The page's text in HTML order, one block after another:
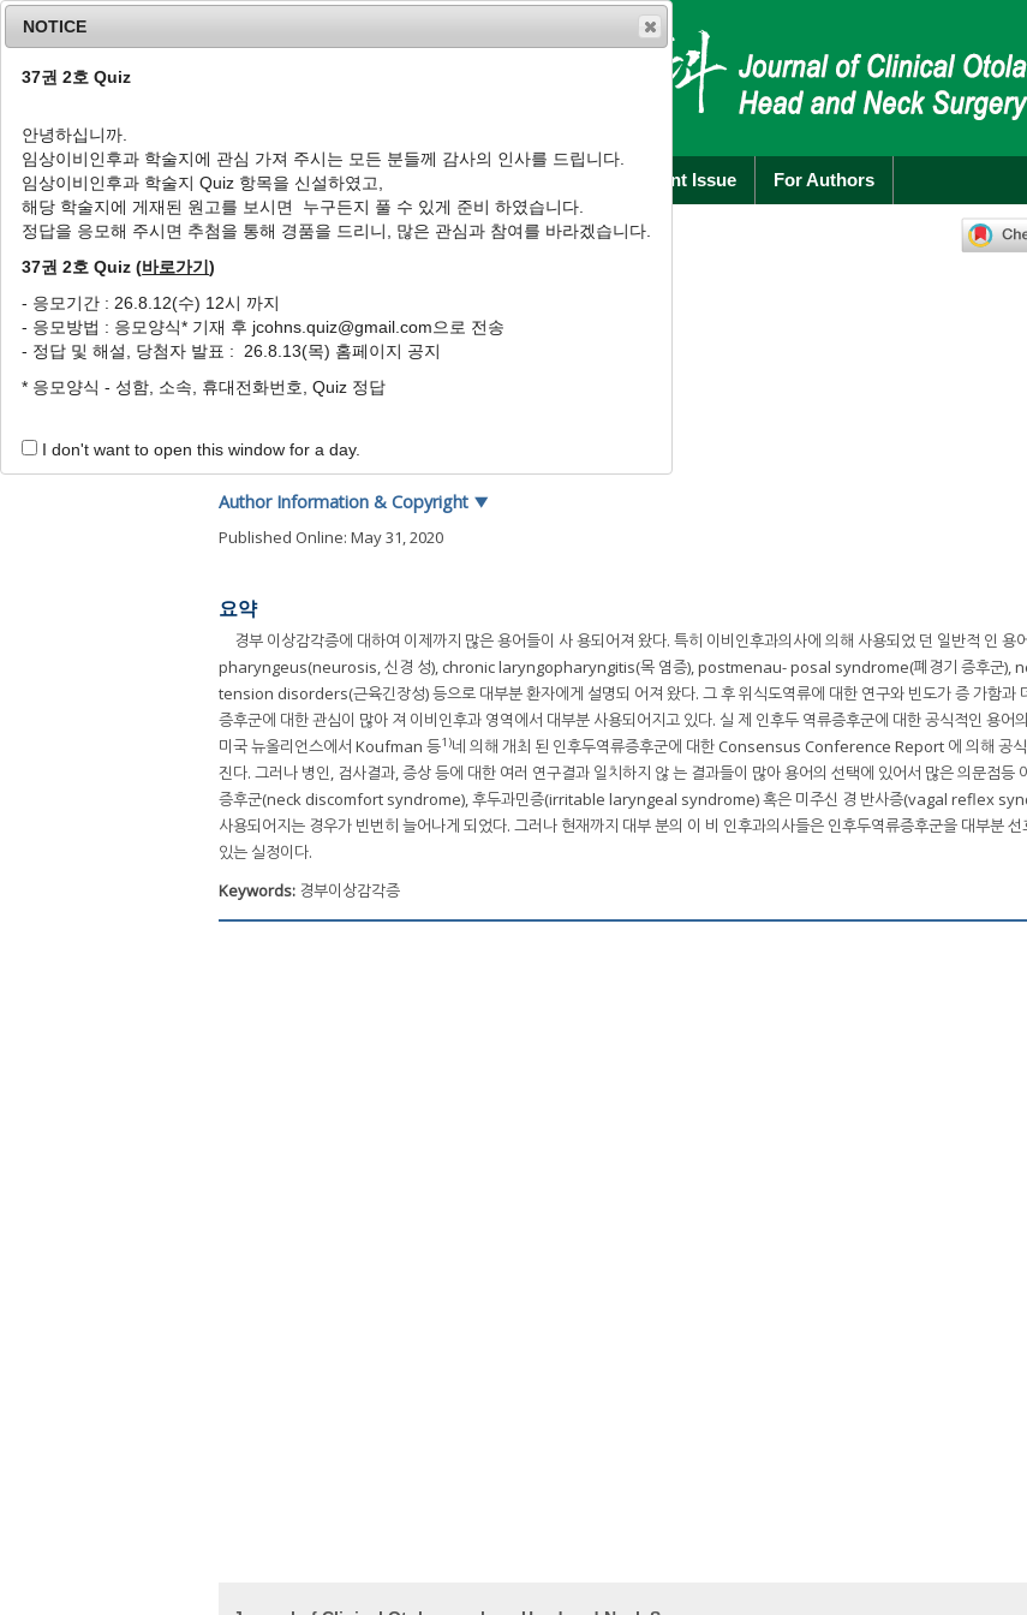
Home Journal Info Current Issue For Authors
J Clin Otolaryngol Head Neck Surg2016;27(2): 205-212
pISSN: 1225-0244, eISSN: 2713-833X
특집
경부이상감각증에 대한 고찰
홍기환
Ki Hwan Hong1,*,
Author Information & Copyright ▼
Published Online: May 31, 2020
요약
경부 이상감각증에 대하여 이제까지 많은 용어들이 사 용되어져 왔다. 특히 이비인후과의사에 의해 사용되었 던 일반적 인
pharyngeus(neurosis, 신경 성), chronic laryngopharyngitis(목 염증), postmenau- posal syndrome(폐경기 증후군),
tension disorders(근육긴장성) 등으로 대부분 환자에게 설명되 어져 왔다. 그 후 위식도역류에 대한 연구와 빈도가 증 가함과
증후군에 대한 관심이 많아 져 이비인후과 영역에서 대부분 사용되어지고 있다. 실 제 인후두 역류증후군에 대한 공식적인 용어
미국 뉴올리언스에서 Koufman 등1)네 의해 개최 된 인후두역류증후군에 대한 Consensus Conference Report 에 의해 공
진다. 그러나 병인, 검사결과, 증상 등에 대한 여러 연구결과 일치하지 않 는 결과들이 많아 용어의 선택에 있어서 많은 의문점등
증후군(neck discomfort syndrome), 후두과민증(irritable laryngeal syndrome) 혹은 미주신 경 반사증(vagal reflex
사용되어지는 경우가 빈번히 늘어나게 되었다. 그러나 현재까지 대부 분의 이 비 인후과의사들은 인후두역류증후군을 대부분
있는 실정이다.
Keywords: 경부이상감각증
NOTICE
37권 2호 Quiz
안녕하십니까.
임상이비인후과 학술지에 관심 가져 주시는 모든 분들께 감사의 인사를 드립니다.
임상이비인후과 학술지 Quiz 항목을 신설하였고,
해당 학술지에 게재된 원고를 보시면 누구든지 풀 수 있게 준비 하였습니다.
정답을 응모해 주시면 추첨을 통해 경품을 드리니, 많은 관심과 참여를 바라겠습니다.
37권 2호 Quiz (바로가기)
- 응모기간 : 26.8.12(수) 12시 까지
- 응모방법 : 응모양식* 기재 후 jcohns.quiz@gmail.com으로 전송
- 정답 및 해설, 당첨자 발표 : 26.8.13(목) 홈페이지 공지
* 응모양식 - 성함, 소속, 휴대전화번호, Quiz 정답
I don't want to open this window for a day.